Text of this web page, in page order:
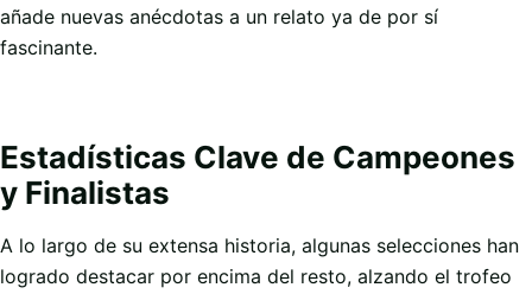
añade nuevas anécdotas a un relato ya de por sí
fascinante.
Estadísticas Clave de Campeones
y Finalistas
A lo largo de su extensa historia, algunas selecciones han
logrado destacar por encima del resto, alzando el trofeo